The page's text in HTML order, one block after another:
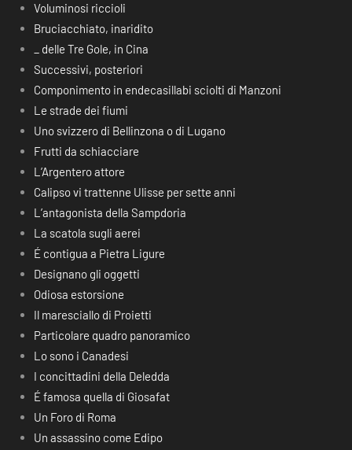
Voluminosi riccioli
Bruciacchiato, inaridito
_ delle Tre Gole, in Cina
Successivi, posteriori
Componimento in endecasillabi sciolti di Manzoni
Le strade dei fiumi
Uno svizzero di Bellinzona o di Lugano
Frutti da schiacciare
L’Argentero attore
Calipso vi trattenne Ulisse per sette anni
L’antagonista della Sampdoria
La scatola sugli aerei
É contigua a Pietra Ligure
Designano gli oggetti
Odiosa estorsione
Il maresciallo di Proietti
Particolare quadro panoramico
Lo sono i Canadesi
I concittadini della Deledda
É famosa quella di Giosafat
Un Foro di Roma
Un assassino come Edipo